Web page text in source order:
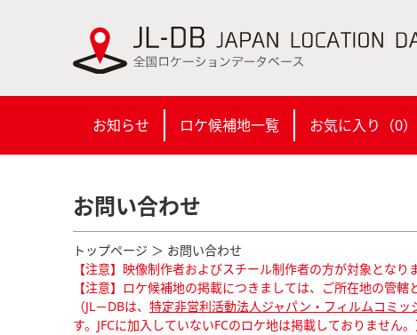
お知らせ ロケ候補地一覧 お気に入り（0）
お問い合わせ
トップページ ＞ お問い合わせ
【注意】映像制作者およびスチール制作者の方が対象となりま
【注意】ロケ候補地の掲載につきましては、ご所在地の管
（JL－DBは、 特定非営利活動法人ジャパン・フィルムコミッ
す。JFCに加入していないFCのロケ地は掲載しておりません。